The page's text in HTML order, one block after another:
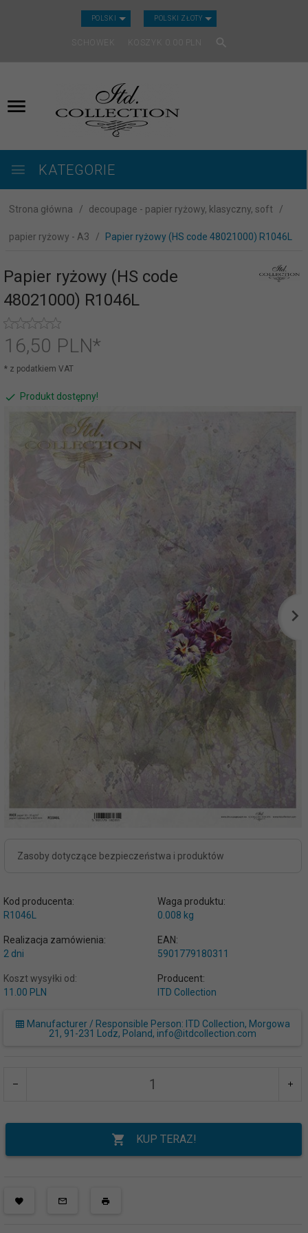
POLSKI CURRENCY_H
POLSKI ZŁOTY
SCHOWEK KOSZYK
KATEGORIE
Strona główna decoupage - papier ryżowy, klasyczny, soft
papier ryżowy - A3 Papier ryżowy (HS code 48021000) R1046L
Papier ryżowy (HS code
48021000) R1046L
16,50 PLN*
* z podatkiem VAT
Produkt dostępny!
Zasoby dotyczące bezpieczeństwa i produktów
Kod producenta:
R1046L
Waga produktu:
0.008 kg
Realizacja zamówienia:
2 dni
EAN:
5901779180311
Koszt wysyłki od:
11.00 PLN
Producent:
ITD Collection
Manufacturer / Responsible Person: ITD Collection, Morgowa
21, 91-231 Lodz, Poland, info@itdcollection.com
KUP TERAZ!